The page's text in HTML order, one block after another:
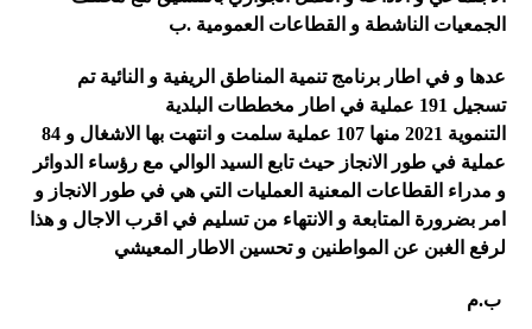
الجمعيات الناشطة و القطاعات العمومية .ب
عدها و في اطار برنامج تنمية المناطق الريفية و النائية تم
تسجيل 191 عملية في اطار مخططات البلدية
التنموية
منها 107 عملية سلمت و انتهت بها الاشغال و 84
عملية في طور الانجاز حيث تابع السيد الوالي مع رؤساء الدوائر
و مدراء القطاعات المعنية العمليات التي هي في طور الانجاز و
امر بضرورة المتابعة و الانتهاء من تسليم في اقرب الاجال و هذا
لرفع الغبن عن المواطنين و تحسين الاطار المعيشي
ب.م